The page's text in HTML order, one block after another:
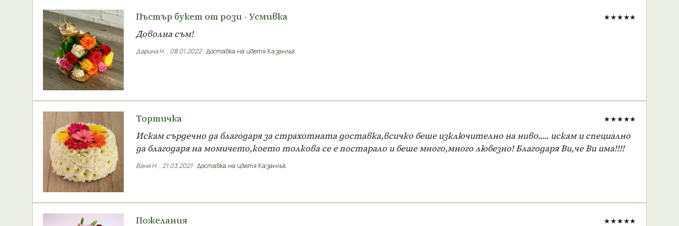
Пъстър букет от рози - Усмивка ★★★★★
Доволна съм!
Дарина Н. , 08.01.2022· Доставка на цветя Казанлък
Тортичка ★★★★★
Искам сърдечно да благодаря за страхотната доставка,всичко беше изключително на ниво..... искам и специално
да благодаря на момичето,което толкова се е постарало и беше много,много любезно! Благодаря Ви,че Ви има!!!!
Ваня Н. , 21.03.2021· Доставка на цветя Казанлък
Пожелания ★★★★★